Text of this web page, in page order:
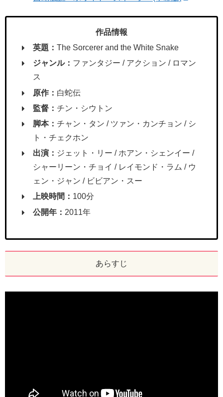
作品情報
英題：The Sorcerer and the White Snake
ジャンル： ファンタジー / アクション / ロマン
ス
原作： 白蛇伝
監督：チン・シウトン
脚本：チャン・タン / ツァン・カンチョン / シ
ト・チェクホン
出演： ジェット・リー / ホアン・シェンイー /
シャーリーン・チョイ / レイモンド・ラム / ウ
ェン・ジャン / ビビアン・スー
上映時間： 100分
公開年： 2011年
あらすじ